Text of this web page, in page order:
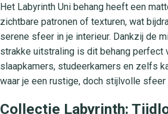
Het Labyrinth Uni behang heeft een
zichtbare patronen of texturen, wat
serene sfeer in je interieur. Dankzij de
strakke uitstraling is dit behang perfect
slaapkamers, studeerkamers en zelfs
waar je een rustige, doch stijlvolle sfeer
Collectie Labyrinth: